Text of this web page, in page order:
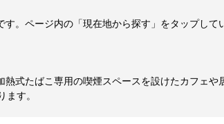
。ページ内の「現在地から探す」をタップし
式たばこ専用の喫煙スペースを設けたカフェ
す。